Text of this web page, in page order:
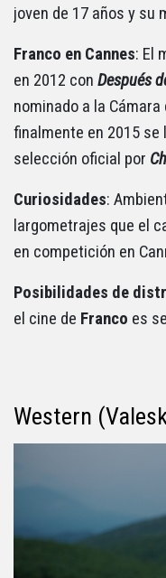
joven de 17 años y su
Franco en Cannes: El
en 2012 con Después
nominado a la Cámara
finalmente en 2015 se
selección oficial por
Curiosidades:
largometrajes que el
en competición en
Posibilidades de
el cine de Franco es
Western